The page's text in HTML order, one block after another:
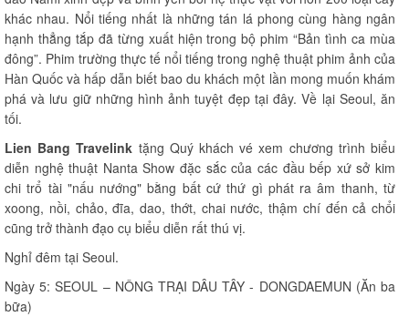
khác nhau. Nổi tiếng nhất là những tán lá phong cùng hàng ngân
hạnh thẳng tắp đã từng xuất hiện trong bộ phim “Bản tình ca mùa
đông”. Phim trường thực tế nổi tiếng trong nghệ thuật phim ảnh của
Hàn Quốc và hấp dẫn biết bao du khách một lần mong muốn khám
phá và lưu giữ những hình ảnh tuyệt đẹp tại đây. Về lại Seoul, ăn
tối.
Lien Bang Travelink tặng Quý khách vé xem chương trình biểu
diễn nghệ thuật Nanta Show đặc sắc của các đầu bếp xứ sở kim
chi trổ tài "nấu nướng" bằng bất cứ thứ gì phát ra âm thanh, từ
xoong, nồi, chảo, đĩa, dao, thớt, chai nước, thậm chí đến cả chổi
cũng trở thành đạo cụ biểu diễn rất thú vị.
Nghỉ đêm tại Seoul.
Ngày 5: SEOUL – NÔNG TRẠI DÂU TÂY - DONGDAEMUN (Ăn ba
bữa)